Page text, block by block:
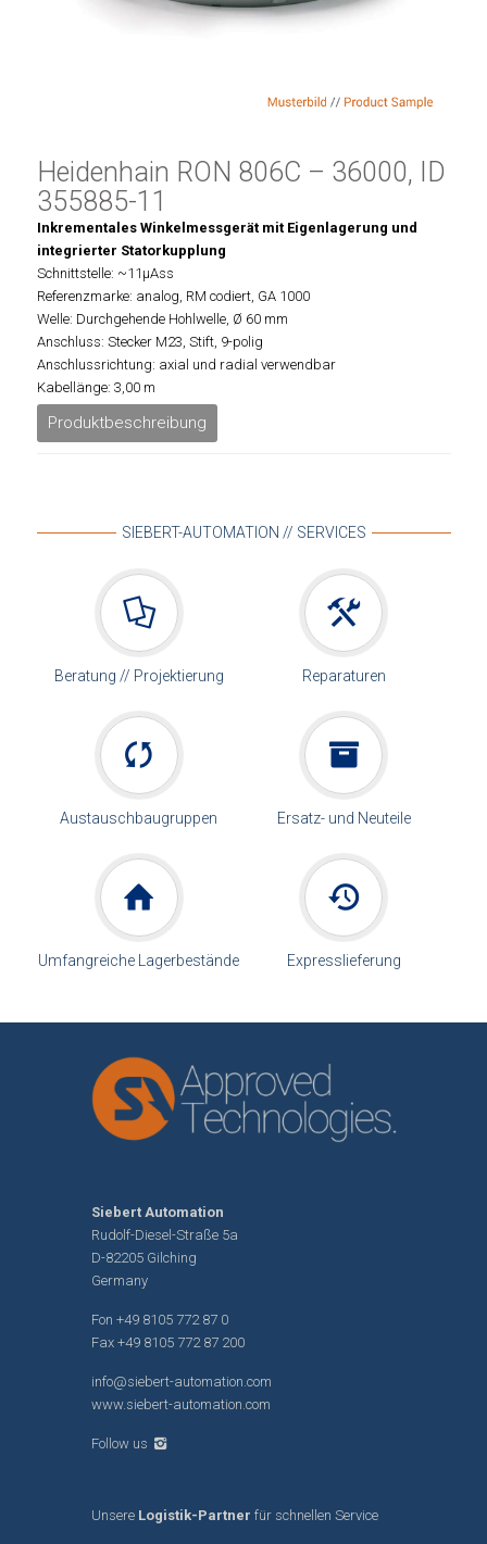
Heidenhain RON 806C – 36000, ID
355885-11
Inkrementales Winkelmessgerät mit Eigenlagerung und
integrierter Statorkupplung
Schnittstelle: ~11µAss
Referenzmarke: analog, RM codiert, GA 1000
Welle: Durchgehende Hohlwelle, Ø 60 mm
Anschluss: Stecker M23, Stift, 9-polig
Anschlussrichtung: axial und radial verwendbar
Kabellänge: 3,00 m
Produktbeschreibung
SIEBERT-AUTOMATION // SERVICES
Beratung // Projektierung Reparaturen
Austauschbaugruppen Ersatz- und Neuteile
Umfangreiche Lagerbestände Expresslieferung
Siebert Automation
Rudolf-Diesel-Straße 5a
D-82205 Gilching
Germany
Fon +49 8105 772 87 0
Fax +49 8105 772 87 200
info@siebert-automation.com
www.siebert-automation.com
Follow us
Unsere Logistik-Partner für schnellen Service